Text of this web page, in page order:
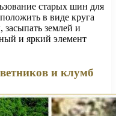
старых шин для
в виде круга
землей и
и яркий элемент
и клумб